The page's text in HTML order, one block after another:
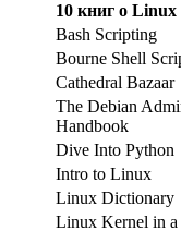
10 книг о Linux
Bash Scripting
Bourne Shell
Cathedral Bazaar
The Debian
Handbook
Dive Into Python
Intro to Linux
Linux Dictionary
Linux Kernel in a